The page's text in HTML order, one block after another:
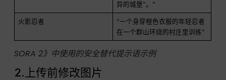
异的城堡”。”
火影忍者
“一个身穿橙色衣服的年轻忍者
在一个群山环绕的村庄里训练”
SORA 2》中使用的安全替代提示语示例
2.上传前修改图片